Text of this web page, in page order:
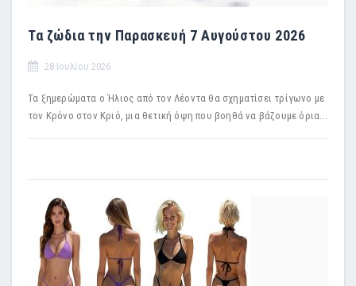
Τα ζώδια την Παρασκευή 7 Αυγούστου 2026
28 Ιουλίου 2026
Τα ξημερώματα ο Ήλιος από τον Λέοντα θα σχηματίσει τρίγωνο με
τον Κρόνο στον Κριό, μια θετική όψη που βοηθά να βάζουμε όρια...